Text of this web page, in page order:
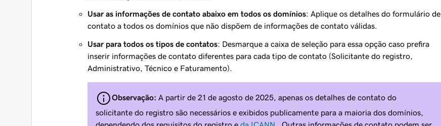
Usar as informações de contato abaixo em todos os domínios: Aplique os detalhes do formulário de
contato a todos os domínios que não dispõem de informações de contato válidas.
Usar para todos os tipos de contatos: Desmarque a caixa de seleção para essa opção caso prefira
inserir informações de contato diferentes para cada tipo de contato (Solicitante do registro,
Administrativo, Técnico e Faturamento).
Observação: A partir de 21 de agosto de 2025, apenas os detalhes de contato do
solicitante do registro são necessários e exibidos publicamente para a maioria dos domínios,